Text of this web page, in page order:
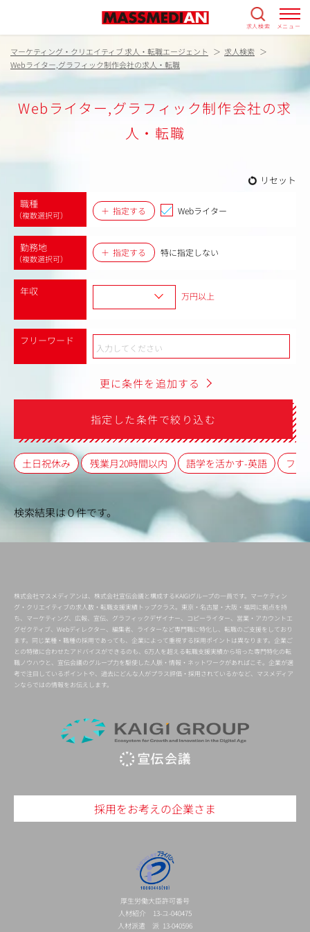
求人検索 メニュー
マーケティング・クリエイティブ 求人・転職エージェント
求人検索
Webライター,グラフィック制作会社の求人・転職
Webライター,グラフィック制作会社の求
人・転職
リセット
職種
（複数選択可） 指定する Webライター
勤務地
（複数選択可）
指定する 特に指定しない
年収 万円以上
フリーワード
更に条件を追加する
指定した条件で絞り込む
土日祝休み 残業月20時間以内 語学を活かす-英語 フレ
検索結果は０件です。
株式会社マスメディアンは、株式会社宣伝会議と構成するKAIGIグループの一員です。マーケティン
グ・クリエイティブの求人数・転職支援実績トップクラス。東京・名古屋・大阪・福岡に拠点を持
ち、マーケティング、広報、宣伝、グラフィックデザイナー、コピーライター、営業・アカウントエ
グゼクティブ、Webディレクター、編集者、ライターなど専門職に特化し、転職のご支援をしており
ます。同じ業種・職種の採用であっても、企業によって重視する採用ポイントは異なります。企業ご
との特徴に合わせたアドバイスができるのも、6万人を超える転職支援実績から培った専門特化の転
職ノウハウと、宣伝会議のグループ力を駆使した人脈・情報・ネットワークがあればこそ。企業が選
考で注目しているポイントや、過去にどんな人がプラス評価・採用されているかなど、マスメディア
ンならではの情報をお伝えします。
採用をお考えの企業さま
厚生労働大臣許可番号
人材紹介 13-ユ-040475
人材派遣 派 13-040596